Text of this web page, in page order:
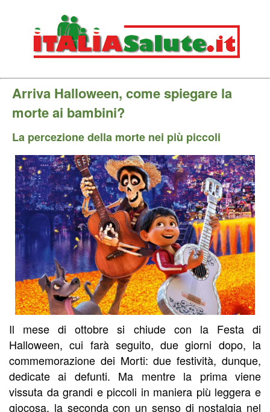
Arriva Halloween, come spiegare la
morte ai bambini?
La percezione della morte nei più piccoli
Il mese di ottobre si chiude con la Festa di
Halloween, cui farà seguito, due giorni dopo, la
commemorazione dei Morti: due festività, dunque,
dedicate ai defunti. Ma mentre la prima viene
vissuta da grandi e piccoli in maniera più leggera e
giocosa, la seconda con un senso di nostalgia nel